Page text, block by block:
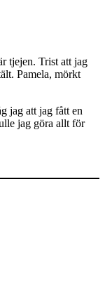
tjejen. Trist att jag
Pamela, mörkt
jag att jag fått en
jag göra allt för